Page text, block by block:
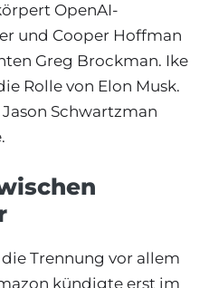
OpenAI-
und Cooper Hoffman
Greg Brockman. Ike
Rolle von Elon Musk.
Schwartzman
Trennung vor allem
kündigte erst im